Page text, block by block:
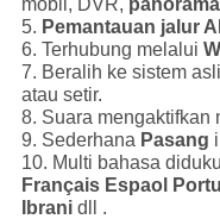
mobil, DVR,
5. Pemantauan jalur
6. Terhubung melalui
7. Beralih ke sistem
atau setir.
8. Suara mengaktifkan
9. Sederhana Pasang
10. Multi bahasa
Français Espaol
Ibranidll .